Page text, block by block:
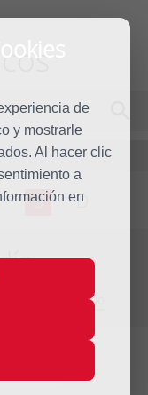
de
y mostrarle
Al hacer clic
a
en
S D
Tiempo Ordinario